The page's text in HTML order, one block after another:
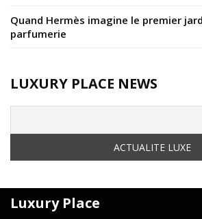
Quand Hermès imagine le premier
parfumerie
LUXURY PLACE NEWS
Luxury Place